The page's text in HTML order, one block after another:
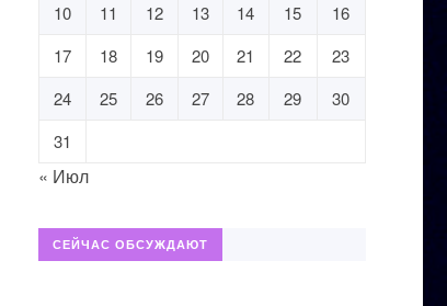
10
11 12 13 14 15
16
17
18 19 20 21 22
23
24
25 26 27 28 29
30
31
« Июл
СЕЙЧАС ОБСУЖДАЮТ